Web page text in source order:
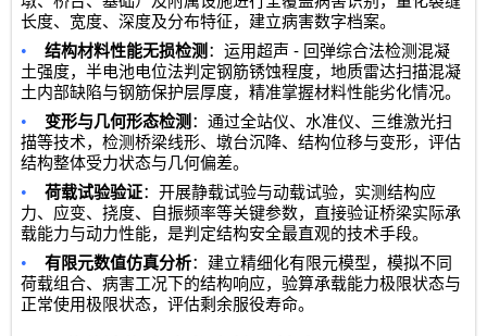
长度、宽度、深度及分布特征，建立病害数字档案。
• 结构材料性能无损检测 ：运用超声 - 回弹综合法检测混凝
土强度，半电池电位法判定钢筋锈蚀程度，地质雷达扫描混凝
土内部缺陷与钢筋保护层厚度，精准掌握材料性能劣化情况。
• 变形与几何形态检测 ：通过全站仪、水准仪、三维激光扫
描等技术，检测桥梁线形、墩台沉降、结构位移与变形，评估
结构整体受力状态与几何偏差。
• 荷载试验验证：开展静载试验与动载试验，实测结构应
力、应变、挠度、自振频率等关键参数，直接验证桥梁实际承
载能力与动力性能，是判定结构安全最直观的技术手段。
• 有限元数值仿真分析：建立精细化有限元模型，模拟不同
荷载组合、病害工况下的结构响应，验算承载能力极限状态与
正常使用极限状态，评估剩余服役寿命。